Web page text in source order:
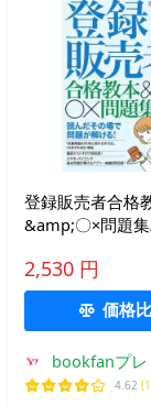
登録販売者合格
&amp;〇×問題
2,530 円
価格
bookfanプレ
4.62